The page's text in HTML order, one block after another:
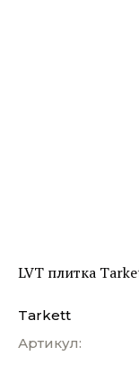
LVT плитка
Tarkett
Артикул: